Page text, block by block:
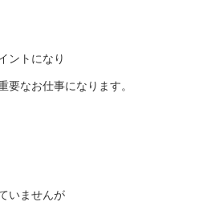
ントになり
要なお仕事になります。
いませんが